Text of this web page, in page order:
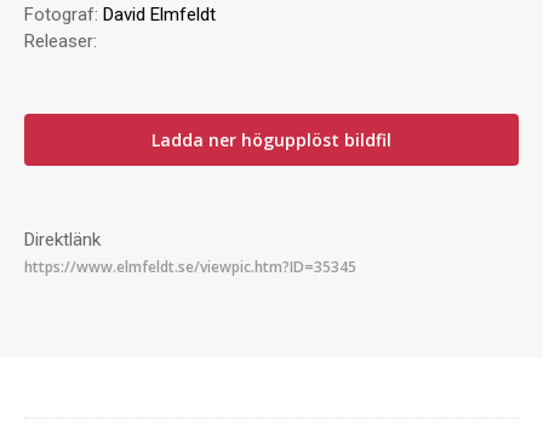
Fotograf: David Elmfeldt
Releaser:
Ladda ner högupplöst bildfil
Direktlänk